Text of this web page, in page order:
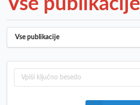
Vse publikacije
Vse publikacije